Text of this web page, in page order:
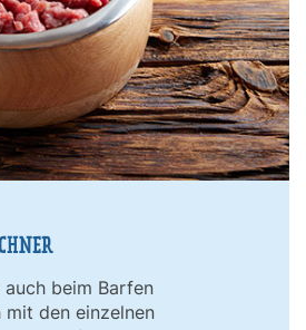
beim Barfen
den einzelnen